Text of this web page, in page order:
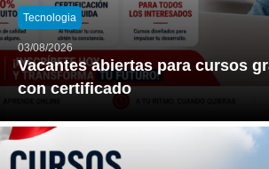
Tecnologia
03/08/2026
Vacantes abiertas para cursos
con certificado